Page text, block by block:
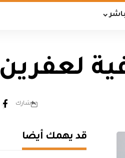
لعفرين
شارك
قد يهمك أيضا